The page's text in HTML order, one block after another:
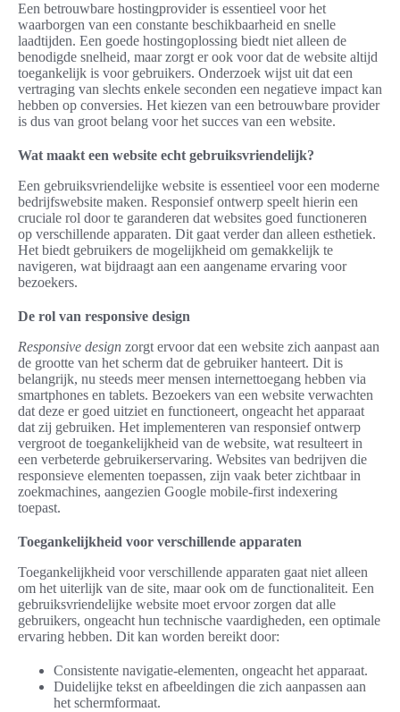
Een betrouwbare hostingprovider is essentieel voor het
waarborgen van een constante beschikbaarheid en snelle
laadtijden. Een goede hostingoplossing biedt niet alleen de
benodigde snelheid, maar zorgt er ook voor dat de website altijd
toegankelijk is voor gebruikers. Onderzoek wijst uit dat een
vertraging van slechts enkele seconden een negatieve impact kan
hebben op conversies. Het kiezen van een betrouwbare provider
is dus van groot belang voor het succes van een website.
Wat maakt een website echt gebruiksvriendelijk?
Een gebruiksvriendelijke website is essentieel voor een moderne
bedrijfswebsite maken. Responsief ontwerp speelt hierin een
cruciale rol door te garanderen dat websites goed functioneren
op verschillende apparaten. Dit gaat verder dan alleen esthetiek.
Het biedt gebruikers de mogelijkheid om gemakkelijk te
navigeren, wat bijdraagt aan een aangename ervaring voor
bezoekers.
De rol van responsive design
Responsive design zorgt ervoor dat een website zich aanpast aan
de grootte van het scherm dat de gebruiker hanteert. Dit is
belangrijk, nu steeds meer mensen internettoegang hebben via
smartphones en tablets. Bezoekers van een website verwachten
dat deze er goed uitziet en functioneert, ongeacht het apparaat
dat zij gebruiken. Het implementeren van responsief ontwerp
vergroot de toegankelijkheid van de website, wat resulteert in
een verbeterde gebruikerservaring. Websites van bedrijven die
responsieve elementen toepassen, zijn vaak beter zichtbaar in
zoekmachines, aangezien Google mobile-first indexering
toepast.
Toegankelijkheid voor verschillende apparaten
Toegankelijkheid voor verschillende apparaten gaat niet alleen
om het uiterlijk van de site, maar ook om de functionaliteit. Een
gebruiksvriendelijke website moet ervoor zorgen dat alle
gebruikers, ongeacht hun technische vaardigheden, een optimale
ervaring hebben. Dit kan worden bereikt door:
Consistente navigatie-elementen, ongeacht het apparaat.
Duidelijke tekst en afbeeldingen die zich aanpassen aan
het schermformaat.